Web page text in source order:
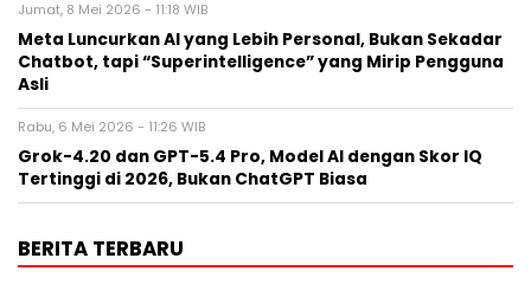
Jumat, 8 Mei 2026 - 11:18 WIB
Meta Luncurkan AI yang Lebih Personal, Bukan Sekadar
Chatbot, tapi “Superintelligence” yang Mirip Pengguna
Asli
Rabu, 6 Mei 2026 - 11:26 WIB
Grok-4.20 dan GPT-5.4 Pro, Model AI dengan Skor IQ
Tertinggi di 2026, Bukan ChatGPT Biasa
BERITA TERBARU